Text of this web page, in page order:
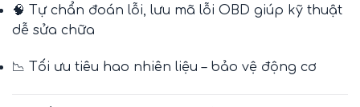
🧠 Tự chẩn đoán lỗi, lưu mã lỗi OBD giúp kỹ thuật
dễ sửa chữa
📉 Tối ưu tiêu hao nhiên liệu – bảo vệ động cơ